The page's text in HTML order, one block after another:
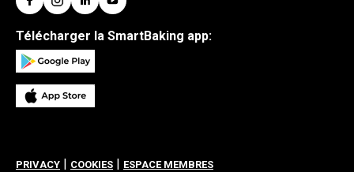
Télécharger la SmartBaking app:
PRIVACY | COOKIES | ESPACE MEMBRES